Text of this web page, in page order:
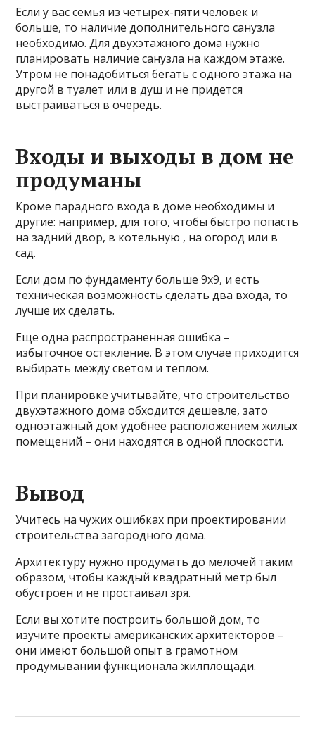
Если у вас семья из четырех-пяти человек и
больше, то наличие дополнительного санузла
необходимо. Для двухэтажного дома нужно
планировать наличие санузла на каждом этаже.
Утром не понадобиться бегать с одного этажа на
другой в туалет или в душ и не придется
выстраиваться в очередь.
Входы и выходы в дом не
продуманы
Кроме парадного входа в доме необходимы и
другие: например, для того, чтобы быстро попасть
на задний двор, в котельную , на огород или в
сад.
Если дом по фундаменту больше 9х9, и есть
техническая возможность сделать два входа, то
лучше их сделать.
Еще одна распространенная ошибка –
избыточное остекление. В этом случае приходится
выбирать между светом и теплом.
При планировке учитывайте, что строительство
двухэтажного дома обходится дешевле, зато
одноэтажный дом удобнее расположением жилых
помещений – они находятся в одной плоскости.
Вывод
Учитесь на чужих ошибках при проектировании
строительства загородного дома.
Архитектуру нужно продумать до мелочей таким
образом, чтобы каждый квадратный метр был
обустроен и не простаивал зря.
Если вы хотите построить большой дом, то
изучите проекты американских архитекторов –
они имеют большой опыт в грамотном
продумывании функционала жилплощади.